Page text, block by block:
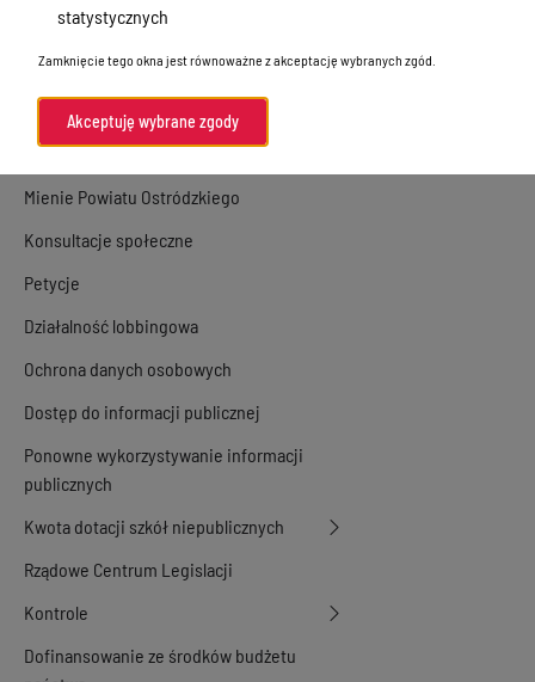
Porozumienia i umowy
Zamierzenia i programy
Powiatowy Rzecznik Konsumentów
Biuro Rzeczy Znalezionych
Mienie Powiatu Ostródzkiego
Konsultacje społeczne
Petycje
Działalność lobbingowa
Ochrona danych osobowych
Dostęp do informacji publicznej
Ponowne wykorzystywanie informacji
publicznych
Kwota dotacji szkół niepublicznych
Rządowe Centrum Legislacji
Kontrole
Dofinansowanie ze środków budżetu
statystycznych
Zamknięcie tego okna jest równoważne z akceptację wybranych zgód.
Akceptuję wybrane zgody